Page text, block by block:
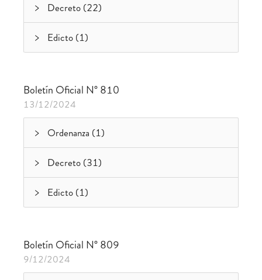
Decreto (22)
Edicto (1)
Boletín Oficial N° 810
13/12/2024
Ordenanza (1)
Decreto (31)
Edicto (1)
Boletín Oficial N° 809
9/12/2024